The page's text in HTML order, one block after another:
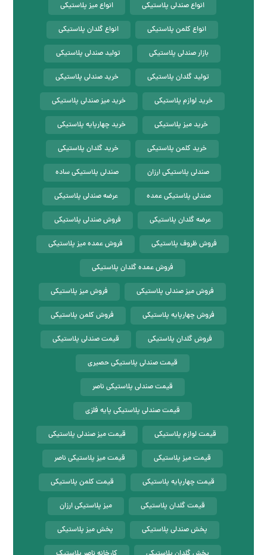
انواع صندلی پلاستیکی انواع میز پلاستیکی
انواع کلمن پلاستیکی انواع گلدان پلاستیکی
بازار صندلی پلاستیکی تولید صندلی پلاستیکی
تولید گلدان پلاستیکی خرید صندلی پلاستیکی
خرید لوازم پلاستیکی خرید میز صندلی پلاستیکی
خرید میز پلاستیکی خرید چهارپایه پلاستیکی
خرید کلمن پلاستیکی خرید گلدان پلاستیکی
صندلی پلاستیکی ارزان صندلی پلاستیکی ساده
صندلی پلاستیکی عمده عرضه صندلی پلاستیکی
عرضه گلدان پلاستیکی فروش صندلی پلاستیکی
فروش ظروف پلاستیکی فروش عمده میز پلاستیکی
فروش عمده گلدان پلاستیکی
فروش میز صندلی پلاستیکی فروش میز پلاستیکی
فروش چهارپایه پلاستیکی فروش کلمن پلاستیکی
فروش گلدان پلاستیکی قیمت صندلی پلاستیکی
قیمت صندلی پلاستیکی حصیری
قیمت صندلی پلاستیکی ناصر
قیمت صندلی پلاستیکی پایه فلزی
قیمت لوازم پلاستیکی قیمت میز صندلی پلاستیکی
قیمت میز پلاستیکی قیمت میز پلاستیکی ناصر
قیمت چهارپایه پلاستیکی قیمت کلمن پلاستیکی
قیمت گلدان پلاستیکی میز پلاستیکی ارزان
پخش صندلی پلاستیکی پخش میز پلاستیکی